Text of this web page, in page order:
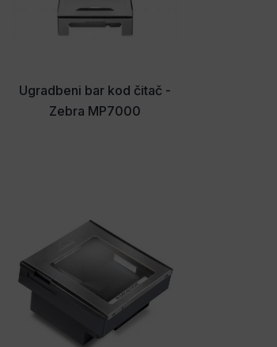
Ugradbeni bar kod čitač -
Zebra MP7000